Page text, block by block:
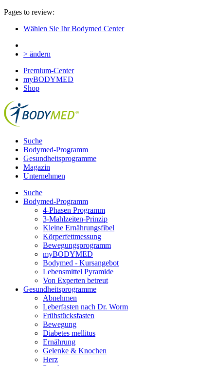
Pages to review:
Wählen Sie Ihr Bodymed Center
> ändern
Premium-Center
myBODYMED
Shop
Suche
Bodymed-Programm
Gesundheitsprogramme
Magazin
Unternehmen
Suche
Bodymed-Programm
4-Phasen Programm
3-Mahlzeiten-Prinzip
Kleine Ernährungsfibel
Körperfettmessung
Bewegungsprogramm
myBODYMED
Bodymed - Kursangebot
Lebensmittel Pyramide
Von Experten betreut
Gesundheitsprogramme
Abnehmen
Leberfasten nach Dr. Worm
Frühstücksfasten
Bewegung
Diabetes mellitus
Ernährung
Gelenke & Knochen
Herz